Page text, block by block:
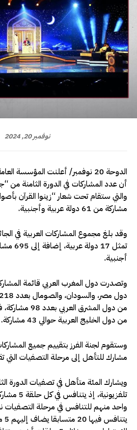
نوفمبر 20, 2024
الدوحة 20 نوفمبر/ أعلنت المؤسسة
أن عدد المشاركات في الدورة الثامنة من
مشاركة من 61 دولة عربية وأجنبية.
أجنبية.
من دول المشرق
من دول الخليج العربية حوالي 43 مشاركة.
مشارك للتأهل إلى مرحلة التصفيات التي
واحد منهم للتنافس في مرحلة التصفيات